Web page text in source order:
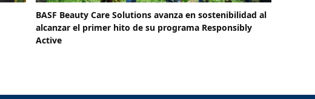
BASF Beauty Care Solutions avanza en sostenibilidad al
alcanzar el primer hito de su programa Responsibly
Active